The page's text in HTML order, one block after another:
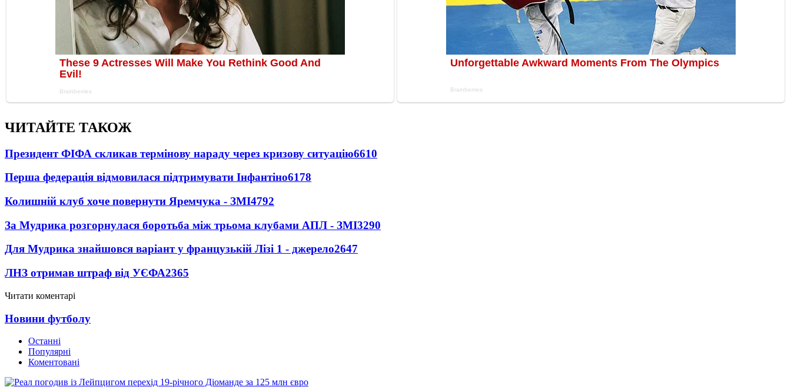
ЧИТАЙТЕ ТАКОЖ
Президент ФІФА скликав термінову нараду через кризову ситуацію6610
Перша федерація відмовилася підтримувати Інфантіно6178
Колишній клуб хоче повернути Яремчука - ЗМІ4792
За Мудрика розгорнулася боротьба між трьома клубами АПЛ - ЗМІ3290
Для Мудрика знайшовся варіант у французькій Лізі 1 - джерело2647
ЛНЗ отримав штраф від УЄФА2365
Читати коментарі
Новини футболу
Останні
Популярні
Коментовані